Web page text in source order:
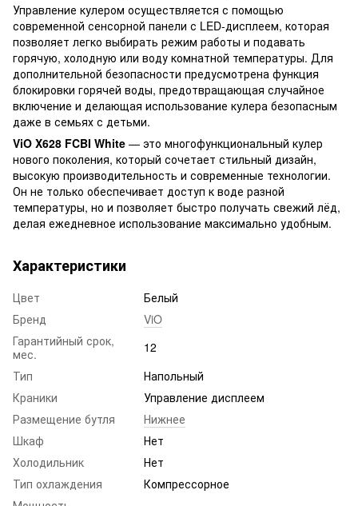
Управление кулером осуществляется с помощью
современной сенсорной панели с LED-дисплеем, которая
позволяет легко выбирать режим работы и подавать
горячую, холодную или воду комнатной температуры. Для
дополнительной безопасности предусмотрена функция
блокировки горячей воды, предотвращающая случайное
включение и делающая использование кулера безопасным
даже в семьях с детьми.
ViO X628 FCBI White — это многофункциональный кулер
нового поколения, который сочетает стильный дизайн,
высокую производительность и современные технологии.
Он не только обеспечивает доступ к воде разной
температуры, но и позволяет быстро получать свежий лёд,
делая ежедневное использование максимально удобным.
Характеристики
Цвет
Белый
Бренд
ViO
Гарантийный срок,
мес.
12
Тип
Напольный
Краники
Управление дисплеем
Размещение бутля
Нижнее
Шкаф
Нет
Холодильник
Нет
Тип охлаждения
Компрессорное